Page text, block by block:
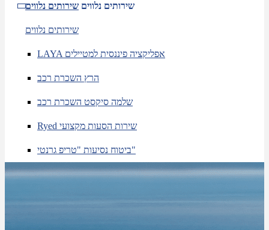
שירותים נלווים שירותים נלווים
שירותים נלווים
LAYA אפליקציה פיננסית למטיילים
הרץ השכרת רכב
שלמה סיקסט השכרת רכב
Ryed שירות הסעות מקצועי
ביטוח נסיעות "טריפ גרנטי"